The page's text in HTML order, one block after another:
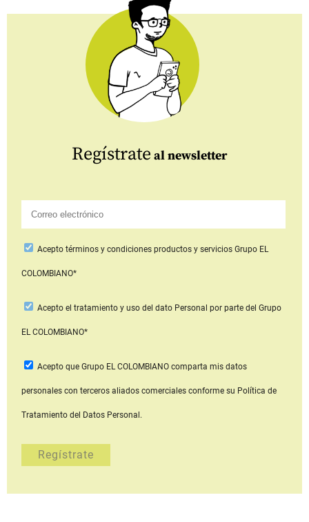
Regístrate al newsletter
Aceptotérminos y condiciones productos y serviciosGrupo EL
COLOMBIANO*
Acepto el tratamiento y uso del dato Personal por parte del Grupo
EL COLOMBIANO*
Acepto que Grupo EL COLOMBIANOcomparta mis datos
personales con terceros aliados comerciales conforme su Política de
Tratamiento del Datos Personal.